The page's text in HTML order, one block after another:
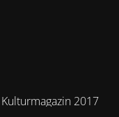
2017